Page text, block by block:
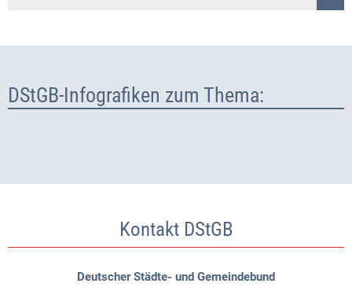
DStGB-Infografiken zum Thema:
Kontakt DStGB
Deutscher Städte- und Gemeindebund